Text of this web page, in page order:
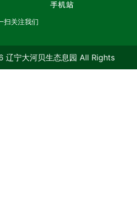
扫关注我们
宁大河贝生态息园 All Rights